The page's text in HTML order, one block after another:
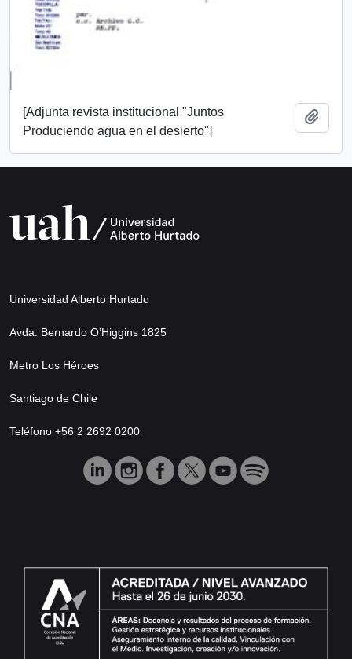
[Adjunta revista institucional "Juntos
Produciendo agua en el desierto"]
Universidad Alberto Hurtado
Avda. Bernardo O’Higgins 1825
Metro Los Héroes
Santiago de Chile
Teléfono +56 2 2692 0200